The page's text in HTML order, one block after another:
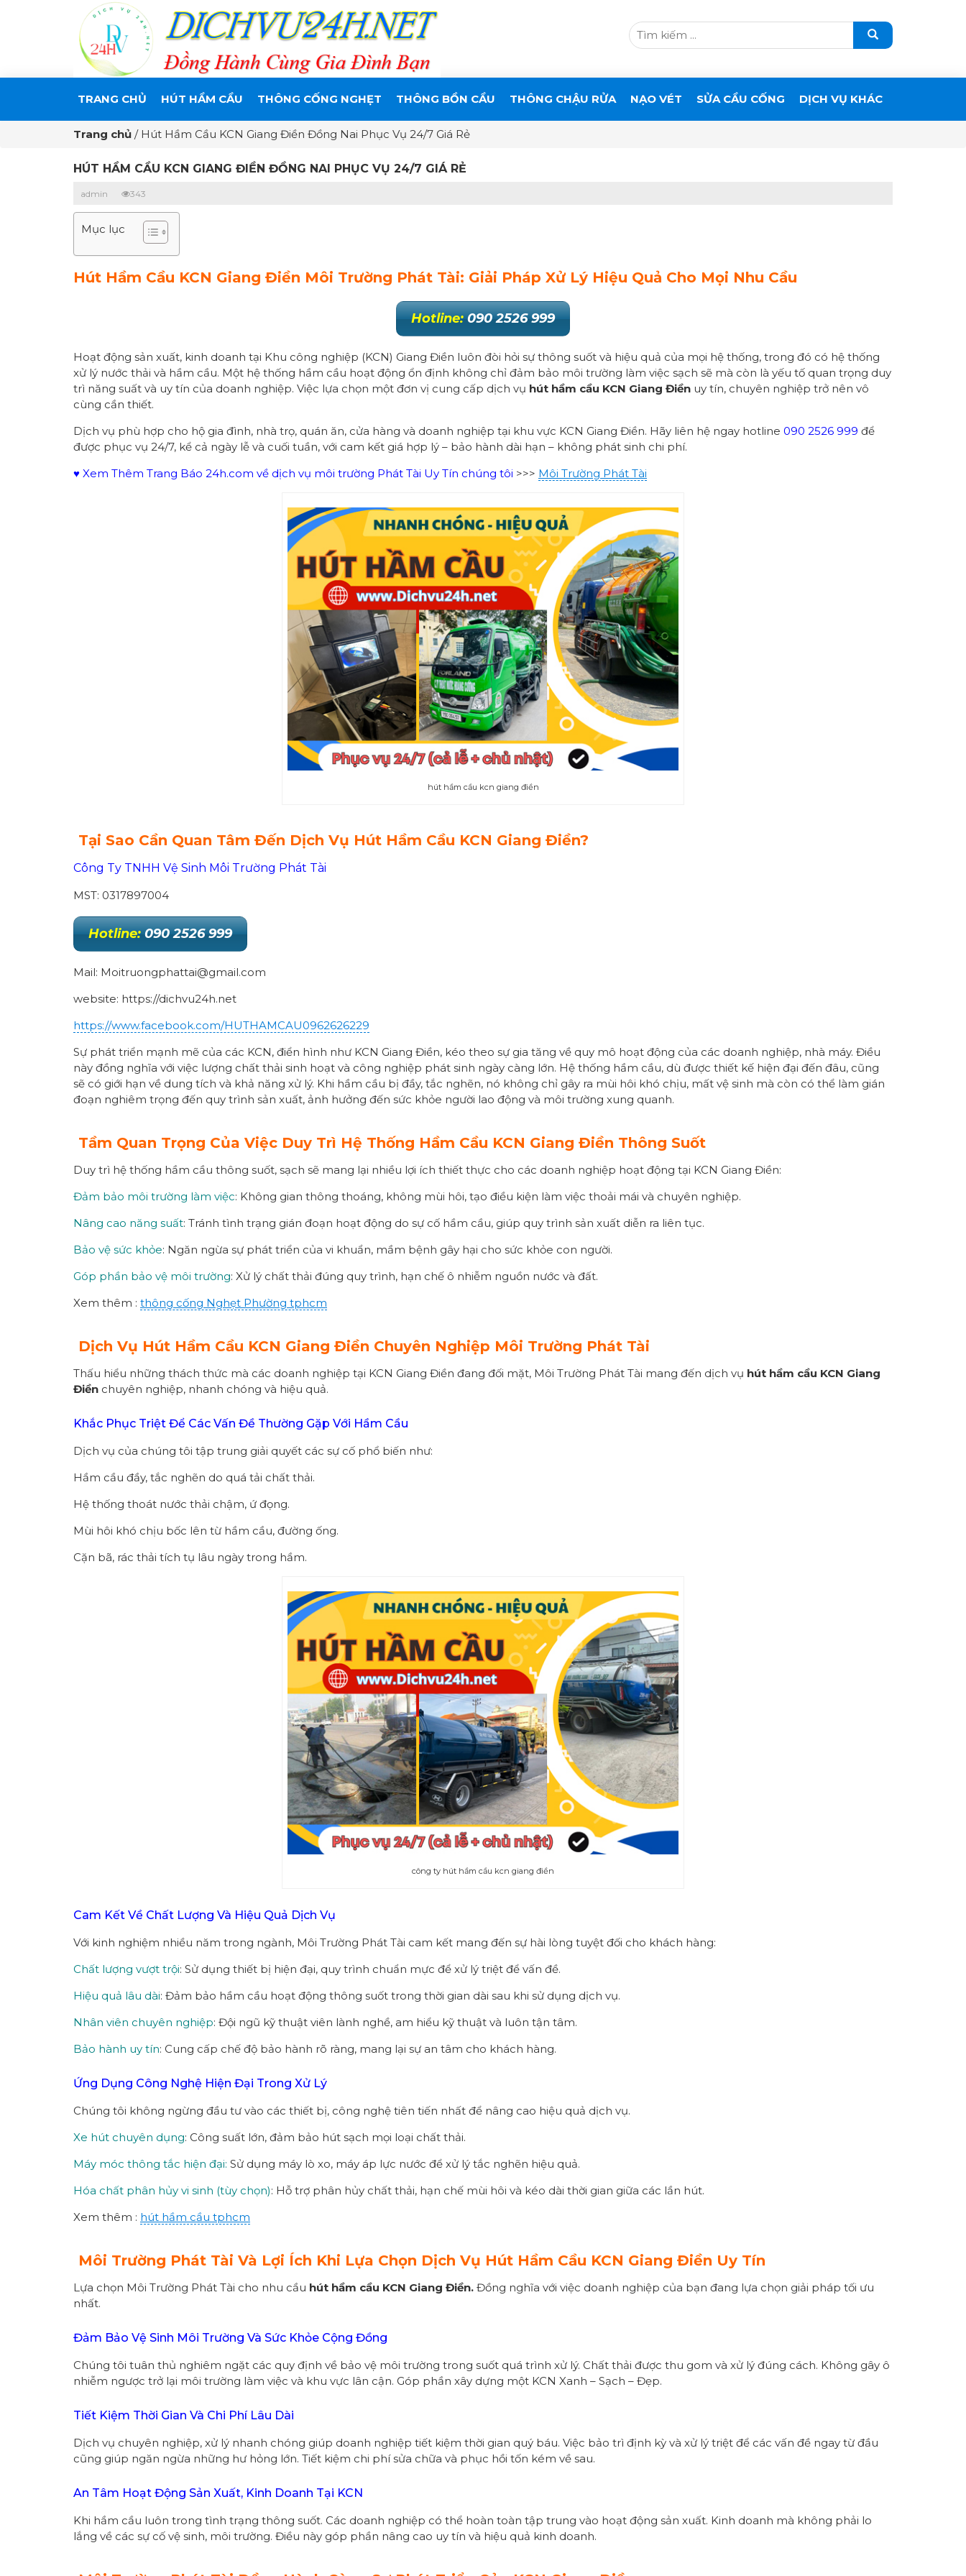
TRANG CHỦ HÚT HẦM CẦU THÔNG CỐNG NGHẸT THÔNG BỒN CẦU THÔNG CHẬU RỬA NẠO VÉT SỬA CẦU CỐNG DỊCH VỤ KHÁC
Trang chủ / Hút Hầm Cầu KCN Giang Điền Đồng Nai Phục Vụ 24/7 Giá Rẻ
HÚT HẦM CẦU KCN GIANG ĐIỀN ĐỒNG NAI PHỤC VỤ 24/7 GIÁ RẺ
admin 343
Mục lục
Hút Hầm Cầu KCN Giang Điền Môi Trường Phát Tài: Giải Pháp Xử Lý Hiệu Quả Cho Mọi Nhu Cầu
Hotline: 090 2526 999
Hoạt động sản xuất, kinh doanh tại Khu công nghiệp (KCN) Giang Điền luôn đòi hỏi sự thông suốt và hiệu quả của mọi hệ thống, trong đó có hệ thống
xử lý nước thải và hầm cầu. Một hệ thống hầm cầu hoạt động ổn định không chỉ đảm bảo môi trường làm việc sạch sẽ mà còn là yếu tố quan trọng duy
trì năng suất và uy tín của doanh nghiệp. Việc lựa chọn một đơn vị cung cấp dịch vụ hút hầm cầu KCN Giang Điền uy tín, chuyên nghiệp trở nên vô
cùng cần thiết.
Dịch vụ phù hợp cho hộ gia đình, nhà trọ, quán ăn, cửa hàng và doanh nghiệp tại khu vực KCN Giang Điền. Hãy liên hệ ngay hotline 090 2526 999 để
được phục vụ 24/7, kể cả ngày lễ và cuối tuần, với cam kết giá hợp lý – bảo hành dài hạn – không phát sinh chi phí.
♥ Xem Thêm Trang Báo 24h.com về dịch vụ môi trường Phát Tài Uy Tín chúng tôi >>> Môi Trường Phát Tài
hút hầm cầu kcn giang điền
Tại Sao Cần Quan Tâm Đến Dịch Vụ Hút Hầm Cầu KCN Giang Điền?
Công Ty TNHH Vệ Sinh Môi Trường Phát Tài
MST: 0317897004
Hotline: 090 2526 999
Mail: Moitruongphattai@gmail.com
website: https://dichvu24h.net
https://www.facebook.com/HUTHAMCAU0962626229
Sự phát triển mạnh mẽ của các KCN, điển hình như KCN Giang Điền, kéo theo sự gia tăng về quy mô hoạt động của các doanh nghiệp, nhà máy. Điều
này đồng nghĩa với việc lượng chất thải sinh hoạt và công nghiệp phát sinh ngày càng lớn. Hệ thống hầm cầu, dù được thiết kế hiện đại đến đâu, cũng
sẽ có giới hạn về dung tích và khả năng xử lý. Khi hầm cầu bị đầy, tắc nghẽn, nó không chỉ gây ra mùi hôi khó chịu, mất vệ sinh mà còn có thể làm gián
đoạn nghiêm trọng đến quy trình sản xuất, ảnh hưởng đến sức khỏe người lao động và môi trường xung quanh.
Tầm Quan Trọng Của Việc Duy Trì Hệ Thống Hầm Cầu KCN Giang Điền Thông Suốt
Duy trì hệ thống hầm cầu thông suốt, sạch sẽ mang lại nhiều lợi ích thiết thực cho các doanh nghiệp hoạt động tại KCN Giang Điền:
Đảm bảo môi trường làm việc: Không gian thông thoáng, không mùi hôi, tạo điều kiện làm việc thoải mái và chuyên nghiệp.
Nâng cao năng suất: Tránh tình trạng gián đoạn hoạt động do sự cố hầm cầu, giúp quy trình sản xuất diễn ra liên tục.
Bảo vệ sức khỏe: Ngăn ngừa sự phát triển của vi khuẩn, mầm bệnh gây hại cho sức khỏe con người.
Góp phần bảo vệ môi trường: Xử lý chất thải đúng quy trình, hạn chế ô nhiễm nguồn nước và đất.
Xem thêm : thông cống Nghẹt Phường tphcm
Dịch Vụ Hút Hầm Cầu KCN Giang Điền Chuyên Nghiệp Môi Trường Phát Tài
Thấu hiểu những thách thức mà các doanh nghiệp tại KCN Giang Điền đang đối mặt, Môi Trường Phát Tài mang đến dịch vụ hút hầm cầu KCN Giang
Điền chuyên nghiệp, nhanh chóng và hiệu quả.
Khắc Phục Triệt Để Các Vấn Đề Thường Gặp Với Hầm Cầu
Dịch vụ của chúng tôi tập trung giải quyết các sự cố phổ biến như:
Hầm cầu đầy, tắc nghẽn do quá tải chất thải.
Hệ thống thoát nước thải chậm, ứ đọng.
Mùi hôi khó chịu bốc lên từ hầm cầu, đường ống.
Cặn bã, rác thải tích tụ lâu ngày trong hầm.
công ty hút hầm cầu kcn giang điền
Cam Kết Về Chất Lượng Và Hiệu Quả Dịch Vụ
Với kinh nghiệm nhiều năm trong ngành, Môi Trường Phát Tài cam kết mang đến sự hài lòng tuyệt đối cho khách hàng:
Chất lượng vượt trội: Sử dụng thiết bị hiện đại, quy trình chuẩn mực để xử lý triệt để vấn đề.
Hiệu quả lâu dài: Đảm bảo hầm cầu hoạt động thông suốt trong thời gian dài sau khi sử dụng dịch vụ.
Nhân viên chuyên nghiệp: Đội ngũ kỹ thuật viên lành nghề, am hiểu kỹ thuật và luôn tận tâm.
Bảo hành uy tín: Cung cấp chế độ bảo hành rõ ràng, mang lại sự an tâm cho khách hàng.
Ứng Dụng Công Nghệ Hiện Đại Trong Xử Lý
Chúng tôi không ngừng đầu tư vào các thiết bị, công nghệ tiên tiến nhất để nâng cao hiệu quả dịch vụ.
Xe hút chuyên dụng: Công suất lớn, đảm bảo hút sạch mọi loại chất thải.
Máy móc thông tắc hiện đại: Sử dụng máy lò xo, máy áp lực nước để xử lý tắc nghẽn hiệu quả.
Hóa chất phân hủy vi sinh (tùy chọn): Hỗ trợ phân hủy chất thải, hạn chế mùi hôi và kéo dài thời gian giữa các lần hút.
Xem thêm : hút hầm cầu tphcm
Môi Trường Phát Tài Và Lợi Ích Khi Lựa Chọn Dịch Vụ Hút Hầm Cầu KCN Giang Điền Uy Tín
Lựa chọn Môi Trường Phát Tài cho nhu cầu hút hầm cầu KCN Giang Điền. Đồng nghĩa với việc doanh nghiệp của bạn đang lựa chọn giải pháp tối ưu
nhất.
Đảm Bảo Vệ Sinh Môi Trường Và Sức Khỏe Cộng Đồng
Chúng tôi tuân thủ nghiêm ngặt các quy định về bảo vệ môi trường trong suốt quá trình xử lý. Chất thải được thu gom và xử lý đúng cách. Không gây ô
nhiễm ngược trở lại môi trường làm việc và khu vực lân cận. Góp phần xây dựng một KCN Xanh – Sạch – Đẹp.
Tiết Kiệm Thời Gian Và Chi Phí Lâu Dài
Dịch vụ chuyên nghiệp, xử lý nhanh chóng giúp doanh nghiệp tiết kiệm thời gian quý báu. Việc bảo trì định kỳ và xử lý triệt để các vấn đề ngay từ đầu
cũng giúp ngăn ngừa những hư hỏng lớn. Tiết kiệm chi phí sửa chữa và phục hồi tốn kém về sau.
An Tâm Hoạt Động Sản Xuất, Kinh Doanh Tại KCN
Khi hầm cầu luôn trong tình trạng thông suốt. Các doanh nghiệp có thể hoàn toàn tập trung vào hoạt động sản xuất. Kinh doanh mà không phải lo
lắng về các sự cố vệ sinh, môi trường. Điều này góp phần nâng cao uy tín và hiệu quả kinh doanh.